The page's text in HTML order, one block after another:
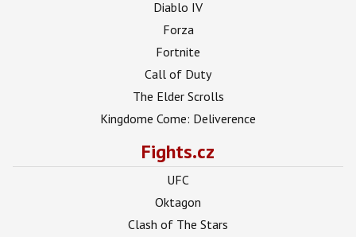
Diablo IV
Forza
Fortnite
Call of Duty
The Elder Scrolls
Kingdome Come: Deliverence
Fights.cz
UFC
Oktagon
Clash of The Stars